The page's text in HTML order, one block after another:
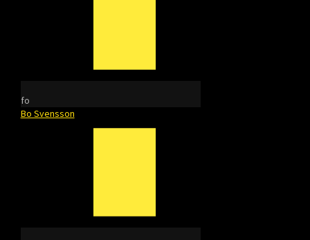
fo
Bo Svensson